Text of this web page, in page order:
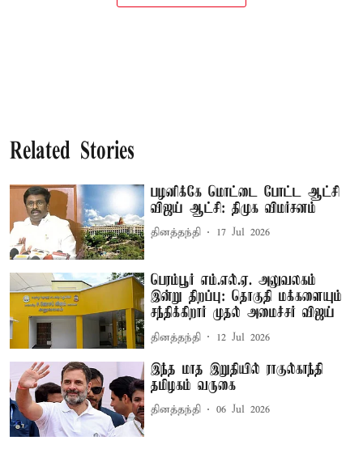
Related Stories
பழனிக்கே மொட்டை போட்ட ஆட்சி
விஜய் ஆட்சி: திமுக விமர்சனம்
தினத்தந்தி 17 Jul 2026
பெரம்பூர் எம்.எல்.ஏ. அலுவலகம்
இன்று திறப்பு: தொகுதி மக்களையும்
சந்திக்கிறார் முதல் அமைச்சர் விஜய்
தினத்தந்தி 12 Jul 2026
இந்த மாத இறுதியில் ராகுல்காந்தி
தமிழகம் வருகை
தினத்தந்தி 06 Jul 2026